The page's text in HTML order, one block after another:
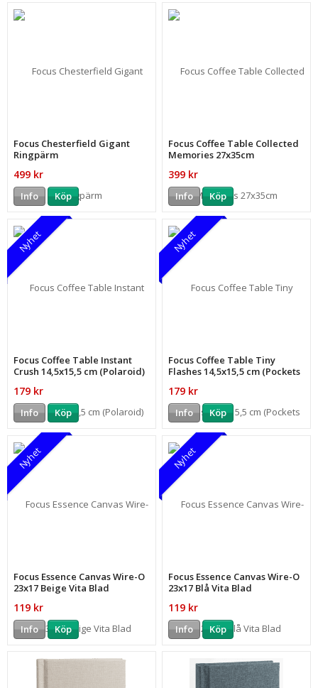
Focus Chesterfield Gigant
Ringpärm
499 kr
Info Köp
Focus Coffee Table Collected
Memories 27x35cm
399 kr
Info Köp
Nyhet
Focus Coffee Table Instant
Crush 14,5x15,5 cm (Polaroid)
179 kr
Info Köp
Nyhet
Focus Coffee Table Tiny
Flashes 14,5x15,5 cm (Pockets
179 kr
Info Köp
Nyhet
Focus Essence Canvas Wire-O
23x17 Beige Vita Blad
119 kr
Info Köp
Nyhet
Focus Essence Canvas Wire-O
23x17 Blå Vita Blad
119 kr
Info Köp